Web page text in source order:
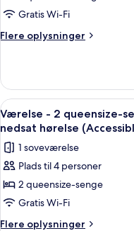
-
2
queensize-
-
byudsigt
Gratis Wi-Fi
Flere oplysninger
Flere
-
queensize-
senge
byudsigt
Indlæs
alle
billeder
af
Værelse
-
2
queensize-
6
Værelse - 2 queensize-
nedsat hørelse
1 soveværelse
Plads til 4 personer
2 queensize-senge
Gratis Wi-Fi
Flere oplysninger
Flere